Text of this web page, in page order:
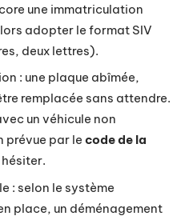
une immatriculation
adopter le format SIV
deux lettres).
: une plaque abîmée,
remplacée sans attendre.
un véhicule non
prévue par le code de la
: selon le système
place, un déménagement